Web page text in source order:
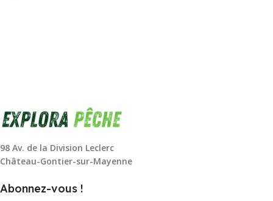
98 Av. de la Division Leclerc
Château-Gontier-sur-Mayenne
Abonnez-vous !